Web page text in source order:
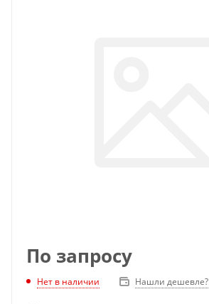
По запросу
Нет в наличии Нашли дешевле?